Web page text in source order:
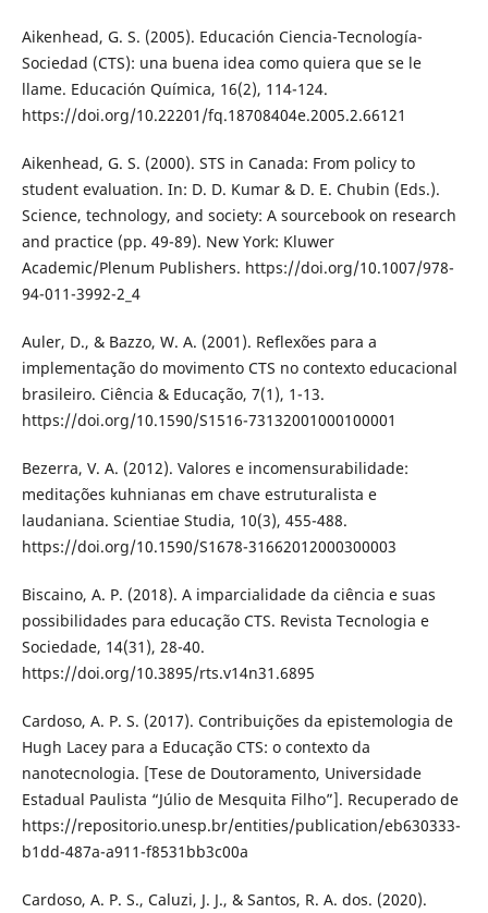
Aikenhead, G. S. (2005). Educación Ciencia-Tecnología-
Sociedad (CTS): una buena idea como quiera que se le
llame. Educación Química, 16(2), 114-124.
https://doi.org/10.22201/fq.18708404e.2005.2.66121
Aikenhead, G. S. (2000). STS in Canada: From policy to
student evaluation. In: D. D. Kumar & D. E. Chubin (Eds.).
Science, technology, and society: A sourcebook on research
and practice (pp. 49-89). New York: Kluwer
Academic/Plenum Publishers. https://doi.org/10.1007/978-
94-011-3992-2_4
Auler, D., & Bazzo, W. A. (2001). Reflexões para a
implementação do movimento CTS no contexto educacional
brasileiro. Ciência & Educação, 7(1), 1-13.
https://doi.org/10.1590/S1516-73132001000100001
Bezerra, V. A. (2012). Valores e incomensurabilidade:
meditações kuhnianas em chave estruturalista e
laudaniana. Scientiae Studia, 10(3), 455-488.
https://doi.org/10.1590/S1678-31662012000300003
Biscaino, A. P. (2018). A imparcialidade da ciência e suas
possibilidades para educação CTS. Revista Tecnologia e
Sociedade, 14(31), 28-40.
https://doi.org/10.3895/rts.v14n31.6895
Cardoso, A. P. S. (2017). Contribuições da epistemologia de
Hugh Lacey para a Educação CTS: o contexto da
nanotecnologia. [Tese de Doutoramento, Universidade
Estadual Paulista “Júlio de Mesquita Filho”]. Recuperado de
https://repositorio.unesp.br/entities/publication/eb630333-
b1dd-487a-a911-f8531bb3c00a
Cardoso, A. P. S., Caluzi, J. J., & Santos, R. A. dos. (2020).